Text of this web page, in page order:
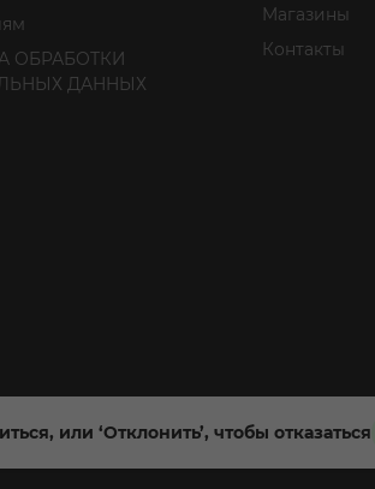
или ‘Отклонить’, чтобы отказаться
ОБРАБОТКИ
ДАННЫХ
Магазины
Контакты